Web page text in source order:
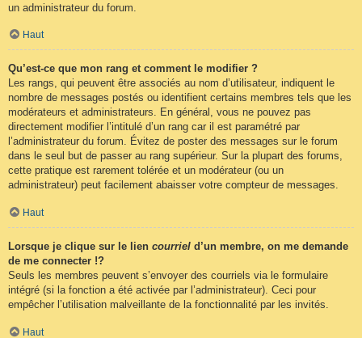
un administrateur du forum.
Haut
Qu’est-ce que mon rang et comment le modifier ?
Les rangs, qui peuvent être associés au nom d’utilisateur, indiquent le
nombre de messages postés ou identifient certains membres tels que les
modérateurs et administrateurs. En général, vous ne pouvez pas
directement modifier l’intitulé d’un rang car il est paramétré par
l’administrateur du forum. Évitez de poster des messages sur le forum
dans le seul but de passer au rang supérieur. Sur la plupart des forums,
cette pratique est rarement tolérée et un modérateur (ou un
administrateur) peut facilement abaisser votre compteur de messages.
Haut
Lorsque je clique sur le lien courriel d’un membre, on me demande
de me connecter !?
Seuls les membres peuvent s’envoyer des courriels via le formulaire
intégré (si la fonction a été activée par l’administrateur). Ceci pour
empêcher l’utilisation malveillante de la fonctionnalité par les invités.
Haut